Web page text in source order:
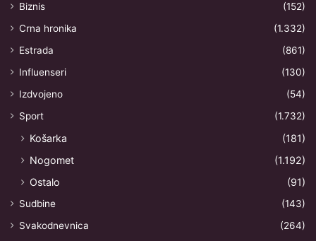
Biznis
(152)
Crna hronika
(1.332)
Estrada
(861)
Influenseri
(130)
Izdvojeno
(54)
Sport
(1.732)
Košarka
(181)
Nogomet
(1.192)
Ostalo
(91)
Sudbine
(143)
Svakodnevnica
(264)